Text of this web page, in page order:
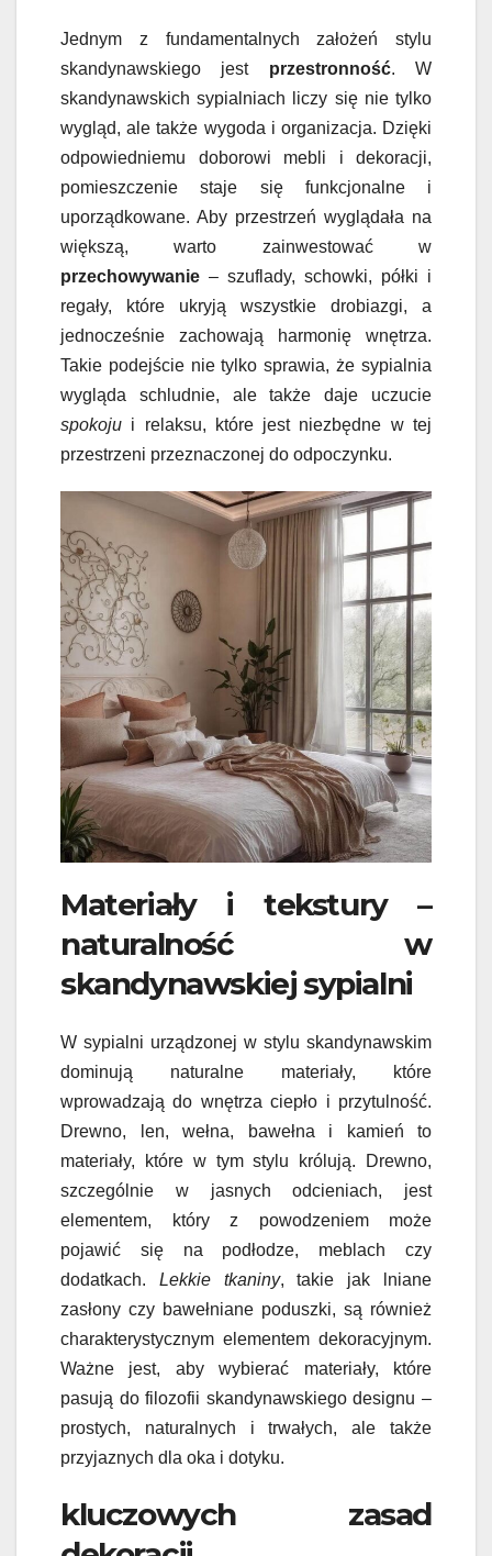
Jednym z fundamentalnych założeń stylu
skandynawskiego jest przestronność. W
skandynawskich sypialniach liczy się nie tylko
wygląd, ale także wygoda i organizacja. Dzięki
odpowiedniemu doborowi mebli i dekoracji,
pomieszczenie staje się funkcjonalne i
uporządkowane. Aby przestrzeń wyglądała na
większą, warto zainwestować w
przechowywanie – szuflady, schowki, półki i
regały, które ukryją wszystkie drobiazgi, a
jednocześnie zachowają harmonię wnętrza.
Takie podejście nie tylko sprawia, że sypialnia
wygląda schludnie, ale także daje uczucie
spokoju i relaksu, które jest niezbędne w tej
przestrzeni przeznaczonej do odpoczynku.
Materiały i tekstury –
naturalność w
skandynawskiej sypialni
W sypialni urządzonej w stylu skandynawskim
dominują naturalne materiały, które
wprowadzają do wnętrza ciepło i przytulność.
Drewno, len, wełna, bawełna i kamień to
materiały, które w tym stylu królują. Drewno,
szczególnie w jasnych odcieniach, jest
elementem, który z powodzeniem może
pojawić się na podłodze, meblach czy
dodatkach. Lekkie tkaniny, takie jak lniane
zasłony czy bawełniane poduszki, są również
charakterystycznym elementem dekoracyjnym.
Ważne jest, aby wybierać materiały, które
pasują do filozofii skandynawskiego designu –
prostych, naturalnych i trwałych, ale także
przyjaznych dla oka i dotyku.
kluczowych zasad